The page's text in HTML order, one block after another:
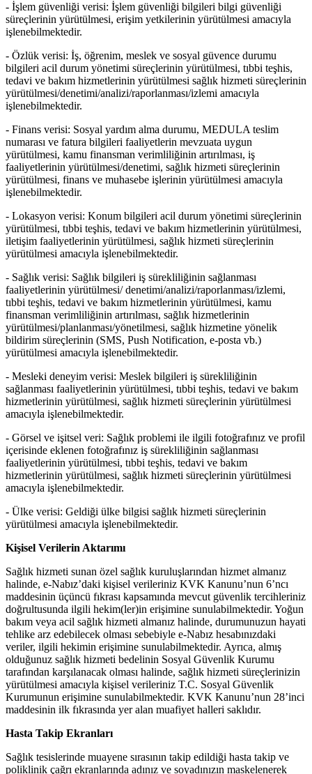
- İşlem güvenliği verisi: İşlem güvenliği bilgileri bilgi güvenliği
süreçlerinin yürütülmesi, erişim yetkilerinin yürütülmesi amacıyla
işlenebilmektedir.
- Özlük verisi: İş, öğrenim, meslek ve sosyal güvence durumu
bilgileri acil durum yönetimi süreçlerinin yürütülmesi, tıbbi teşhis,
tedavi ve bakım hizmetlerinin yürütülmesi sağlık hizmeti süreçlerinin
yürütülmesi/denetimi/analizi/raporlanması/izlemi amacıyla
işlenebilmektedir.
- Finans verisi: Sosyal yardım alma durumu, MEDULA teslim
numarası ve fatura bilgileri faaliyetlerin mevzuata uygun
yürütülmesi, kamu finansman verimliliğinin artırılması, iş
faaliyetlerinin yürütülmesi/denetimi, sağlık hizmeti süreçlerinin
yürütülmesi, finans ve muhasebe işlerinin yürütülmesi amacıyla
işlenebilmektedir.
- Lokasyon verisi: Konum bilgileri acil durum yönetimi süreçlerinin
yürütülmesi, tıbbi teşhis, tedavi ve bakım hizmetlerinin yürütülmesi,
iletişim faaliyetlerinin yürütülmesi, sağlık hizmeti süreçlerinin
yürütülmesi amacıyla işlenebilmektedir.
- Sağlık verisi: Sağlık bilgileri iş sürekliliğinin sağlanması
faaliyetlerinin yürütülmesi/ denetimi/analizi/raporlanması/izlemi,
tıbbi teşhis, tedavi ve bakım hizmetlerinin yürütülmesi, kamu
finansman verimliliğinin artırılması, sağlık hizmetlerinin
yürütülmesi/planlanması/yönetilmesi, sağlık hizmetine yönelik
bildirim süreçlerinin (SMS, Push Notification, e-posta vb.)
yürütülmesi amacıyla işlenebilmektedir.
- Mesleki deneyim verisi: Meslek bilgileri iş sürekliliğinin
sağlanması faaliyetlerinin yürütülmesi, tıbbi teşhis, tedavi ve bakım
hizmetlerinin yürütülmesi, sağlık hizmeti süreçlerinin yürütülmesi
amacıyla işlenebilmektedir.
- Görsel ve işitsel veri: Sağlık problemi ile ilgili fotoğrafınız ve profil
içerisinde eklenen fotoğrafınız iş sürekliliğinin sağlanması
faaliyetlerinin yürütülmesi, tıbbi teşhis, tedavi ve bakım
hizmetlerinin yürütülmesi, sağlık hizmeti süreçlerinin yürütülmesi
amacıyla işlenebilmektedir.
- Ülke verisi: Geldiği ülke bilgisi sağlık hizmeti süreçlerinin
yürütülmesi amacıyla işlenebilmektedir.
Kişisel Verilerin Aktarımı
Sağlık hizmeti sunan özel sağlık kuruluşlarından hizmet almanız
halinde, e-Nabız’daki kişisel verileriniz KVK Kanunu’nun 6’ncı
maddesinin üçüncü fıkrası kapsamında mevcut güvenlik tercihleriniz
doğrultusunda ilgili hekim(ler)in erişimine sunulabilmektedir. Yoğun
bakım veya acil sağlık hizmeti almanız halinde, durumunuzun hayati
tehlike arz edebilecek olması sebebiyle e-Nabız hesabınızdaki
veriler, ilgili hekimin erişimine sunulabilmektedir. Ayrıca, almış
olduğunuz sağlık hizmeti bedelinin Sosyal Güvenlik Kurumu
tarafından karşılanacak olması halinde, sağlık hizmeti süreçlerinizin
yürütülmesi amacıyla kişisel verileriniz T.C. Sosyal Güvenlik
Kurumunun erişimine sunulabilmektedir. KVK Kanunu’nun 28’inci
maddesinin ilk fıkrasında yer alan muafiyet halleri saklıdır.
Hasta Takip Ekranları
Sağlık tesislerinde muayene sırasının takip edildiği hasta takip ve
poliklinik çağrı ekranlarında adınız ve soyadınızın maskelenerek